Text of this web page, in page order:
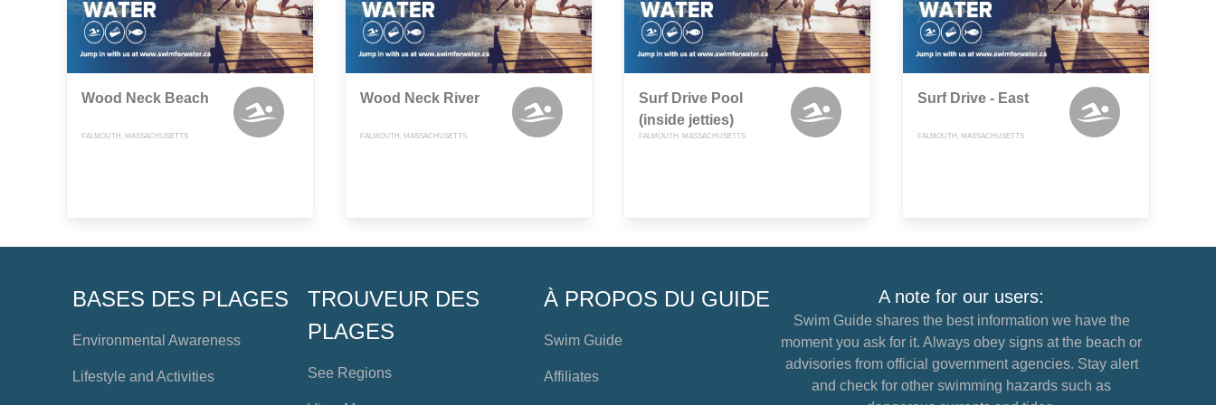
Wood Neck Beach
FALMOUTH, MASSACHUSETTS
Wood Neck River
FALMOUTH, MASSACHUSETTS
Surf Drive Pool
(inside jetties)
FALMOUTH, MASSACHUSETTS
Surf Drive - East
FALMOUTH, MASSACHUSETTS
BASES DES PLAGES
Environmental Awareness
Lifestyle and Activities
TROUVEUR DES
PLAGES
See Regions
À PROPOS DU GUIDE
Swim Guide
Affiliates
A note for our users:
Swim Guide shares the best information we have the
moment you ask for it. Always obey signs at the beach or
advisories from official government agencies. Stay alert
and check for other swimming hazards such as